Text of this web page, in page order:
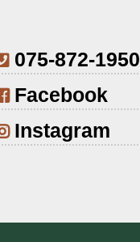
075-872-1950
Facebook
Instagram